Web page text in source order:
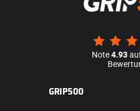
Note4.93
GRIP500